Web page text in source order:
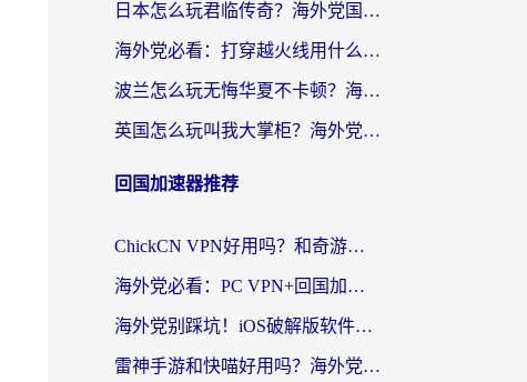
日本怎么玩君临传奇？海外党国服游戏加速避坑指南（附菲律宾欧洲玩家实测）
海外党必看：打穿越火线用什么加速器？解决延迟卡顿，还能玩奇妙拼图世界和第五人格
波兰怎么玩无悔华夏不卡顿？海外国服游戏加速器终极指南（附征途2萤火突击解决方案）
英国怎么玩叫我大掌柜？海外党国服游戏加速避坑指南（附实测推荐）
回国加速器推荐
ChickCN VPN好用吗？和奇游手游VPN对比哪个回国效果更好？海外党亲测实用指南
海外党必看：PC VPN+回国加速器怎么选？无缝访问国内资源全攻略
海外党别踩坑！iOS破解版软件不可靠？教你选对回国加速器无缝看国内资源
雷神手游和快喵好用吗？海外党亲测5款回国加速器，附斧牛Bling对比+微信视频号解决办法